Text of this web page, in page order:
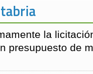
la
presupuesto de